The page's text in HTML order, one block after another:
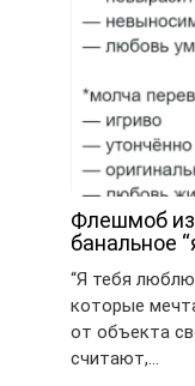
Флешмоб из
банальное
“Я тебя
которые
от объекта
считают,…